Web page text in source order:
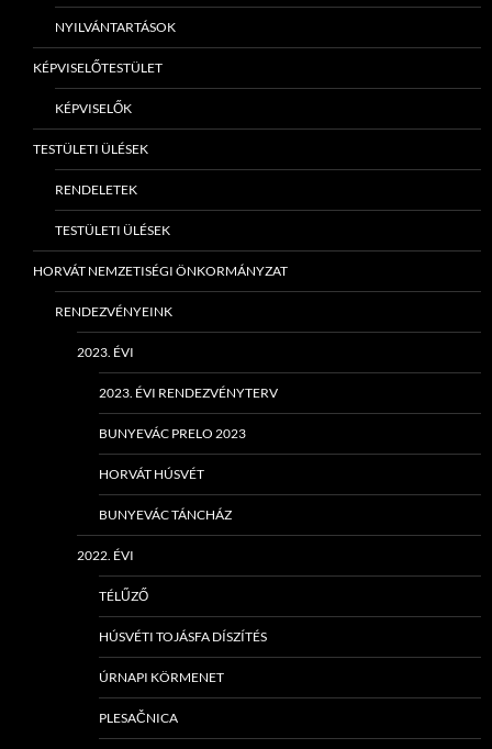
NYILVÁNTARTÁSOK
KÉPVISELŐTESTÜLET
KÉPVISELŐK
TESTÜLETI ÜLÉSEK
RENDELETEK
TESTÜLETI ÜLÉSEK
HORVÁT NEMZETISÉGI ÖNKORMÁNYZAT
RENDEZVÉNYEINK
2023. ÉVI
2023. ÉVI RENDEZVÉNYTERV
BUNYEVÁC PRELO 2023
HORVÁT HÚSVÉT
BUNYEVÁC TÁNCHÁZ
2022. ÉVI
TÉLŰZŐ
HÚSVÉTI TOJÁSFA DÍSZÍTÉS
ÚRNAPI KÖRMENET
PLESAČNICA